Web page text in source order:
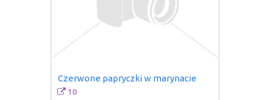
Czerwone papryczki w marynacie
10